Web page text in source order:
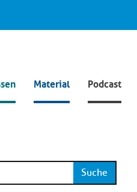
Material Podcast
Suche